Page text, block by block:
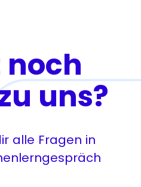
noch
uns?
alle Fragen in